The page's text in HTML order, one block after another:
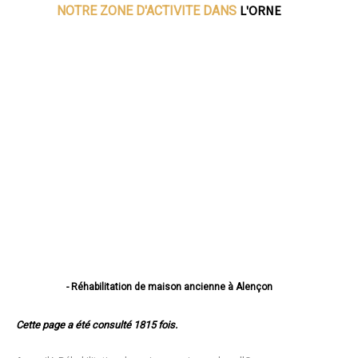
NOTRE ZONE D'ACTIVITE DANS L'ORNE
- Réhabilitation de maison ancienne à Alençon
- Réhabilitation de maison ancienne à L'Aigle
Cette page a été consulté 1815 fois.